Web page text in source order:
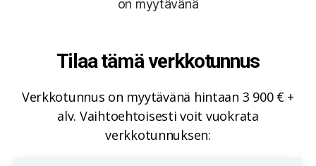
on myytävänä
Tilaa tämä verkkotunnus
Verkkotunnus on myytävänä hintaan 3 900 € +
alv. Vaihtoehtoisesti voit vuokrata
verkkotunnuksen: